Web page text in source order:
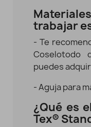
trabajar
- Te
Coselotodo
puedes
- Aguja para
¿Qué es
Tex®